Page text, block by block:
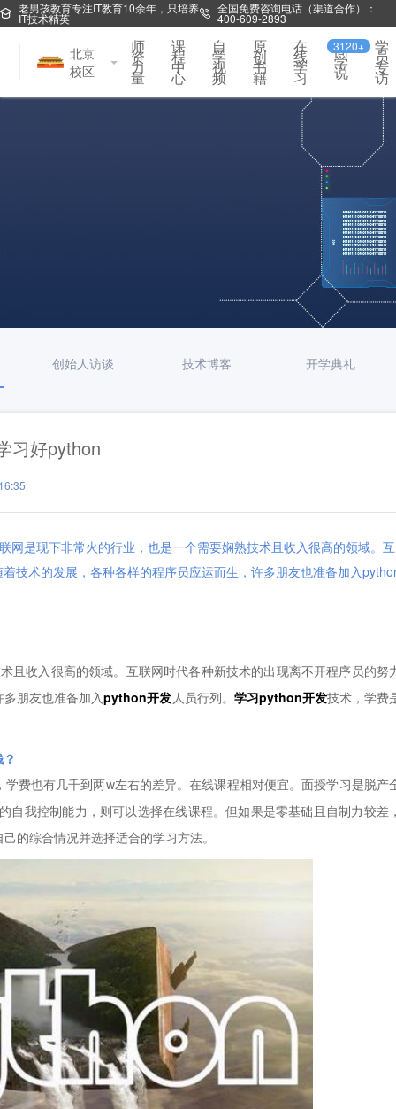
老男孩教育专注IT教育10余年，只培养
IT技术精英
全国免费咨询电话（渠道合作）：
400-609-2893
北京
校区
师
资
力
量
课
程
中
心
自
学
视
频
原
创
书
籍
在
线
学
习
同
学
说
3120+ 学
员
专
访
创始人访谈 技术博客 开学典礼
习好python
是现下非常火的行业，也是一个需要娴熟技术且收入很高的领域。互
技术的发展，各种各样的程序员应运而生，许多朋友也准备加入
收入很高的领域。互联网时代各种新技术的出现离不开程序员的努
朋友也准备加入python开发 人员行列。 学习python开发技术，学费
也有几千到两w左右的差异。在线课程相对便宜。面授学习是脱产
自我控制能力，则可以选择在线课程。但如果是零基础且自制力较差
的综合情况并选择适合的学习方法。